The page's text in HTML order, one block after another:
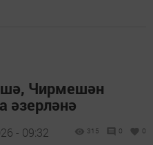
Чирмешән
әзерләнә
- 09:32 315 0 0